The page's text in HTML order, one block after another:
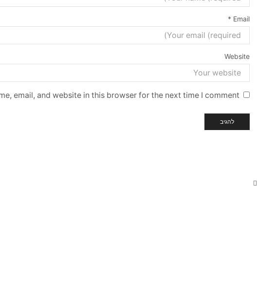
Email
*
Website
email, and website in this browser for the next time I comment.